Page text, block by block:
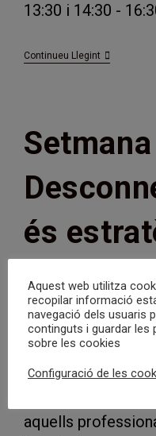
13:30 i 14:30 -
Continueu LlegintAnunci
és
de
l'entrada:
publicada:
Categoria
de
l'entrada:
Benestar digital / Blog
aquells
Aquest web utilitza
recopilar informació
navegació dels usuaris
continguts i guardar les
sobre les cookies
Configuració de les